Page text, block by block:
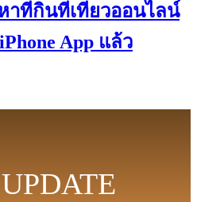
าที่กินที่เที่ยวออนไลน์
App แล้ว